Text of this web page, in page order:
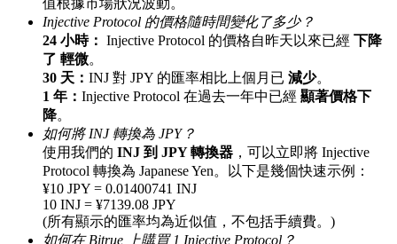
邀请好友
邀請朋友獲得現金獎勵
BTC 專享獎勵
Injective Protocol 的價格隨時間變化了多少？
24 小時： Injective Protocol 的價格自昨天以來已經 下降
了 輕微。
30 天： INJ 對 JPY 的匯率相比上個月已 減少。
1 年： Injective Protocol 在過去一年中已經 顯著價格下
降。
如何將 INJ 轉換為 JPY？
使用我們的 INJ 到 JPY 轉換器 ，可以立即將 Injective
Protocol 轉換為 Japanese Yen。以下是幾個快速示例：
¥10 JPY = 0.01400741 INJ
10 INJ = ¥7139.08 JPY
(所有顯示的匯率均為近似值，不包括手續費。)
如何在 Bitrue 上購買 1 Injective Protocol？